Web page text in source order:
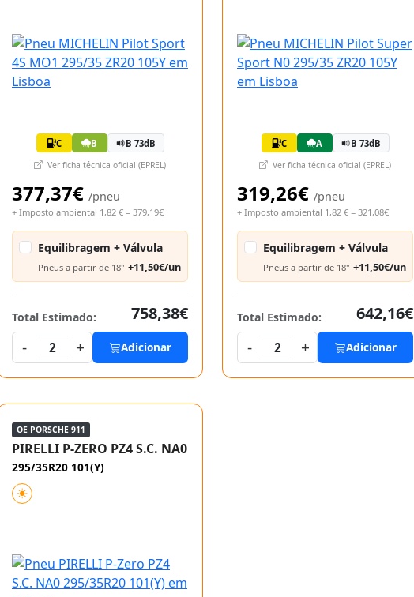
C B B 73dB
Ver ficha técnica oficial (EPREL)
377,37€ /pneu
+ Imposto ambiental 1,82 € = 379,19€
Equilibragem + Válvula
Pneus a partir de 18" +11,50€/un
Total Estimado:
758,38€
-
2 + Adicionar
C A B 73dB
Ver ficha técnica oficial (EPREL)
319,26€ /pneu
+ Imposto ambiental 1,82 € = 321,08€
Equilibragem + Válvula
Pneus a partir de 18" +11,50€/un
Total Estimado:
642,16€
-
2 + Adicionar
OE PORSCHE 911
PIRELLI P-ZERO PZ4 S.C. NA0
295/35R20 101(Y)